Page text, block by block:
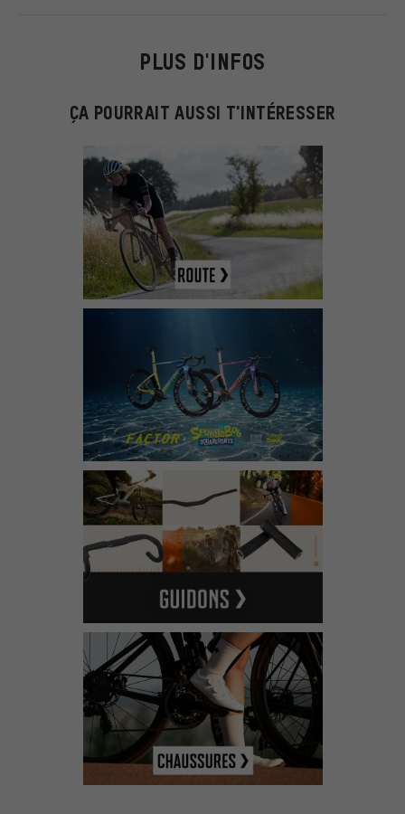
PLUS D'INFOS
ÇA POURRAIT AUSSI T'INTÉRESSER